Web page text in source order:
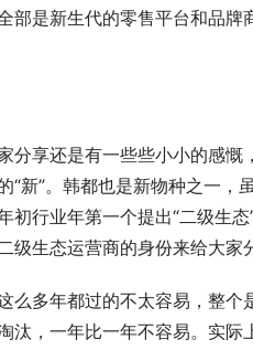
部是新生代的零售平台和品
分享还是有一些些小小的感
“新”。韩都也是新物种之一
初行业年第一个提出“二级生
生态运营商的身份来给大家
么多年都过的不太容易，整
汰，一年比一年不容易。实